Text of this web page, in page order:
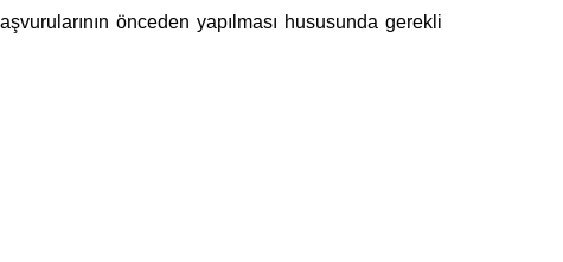
önceden yapılması hususunda gerekli